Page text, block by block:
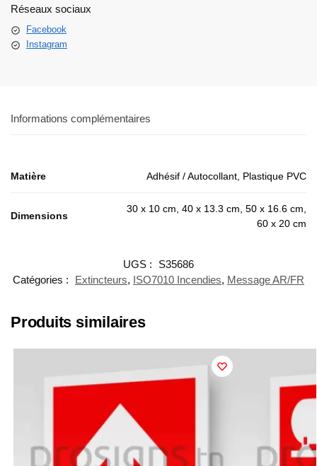
Réseaux sociaux
Facebook
Instagram
Informations complémentaires
Matière Adhésif / Autocollant, Plastique PVC
Dimensions
30 x 10 cm, 40 x 13.3 cm, 50 x 16.6 cm,
60 x 20 cm
UGS :
S35686
Catégories :
Extincteurs, ISO7010 Incendies, Message AR/FR
Produits similaires